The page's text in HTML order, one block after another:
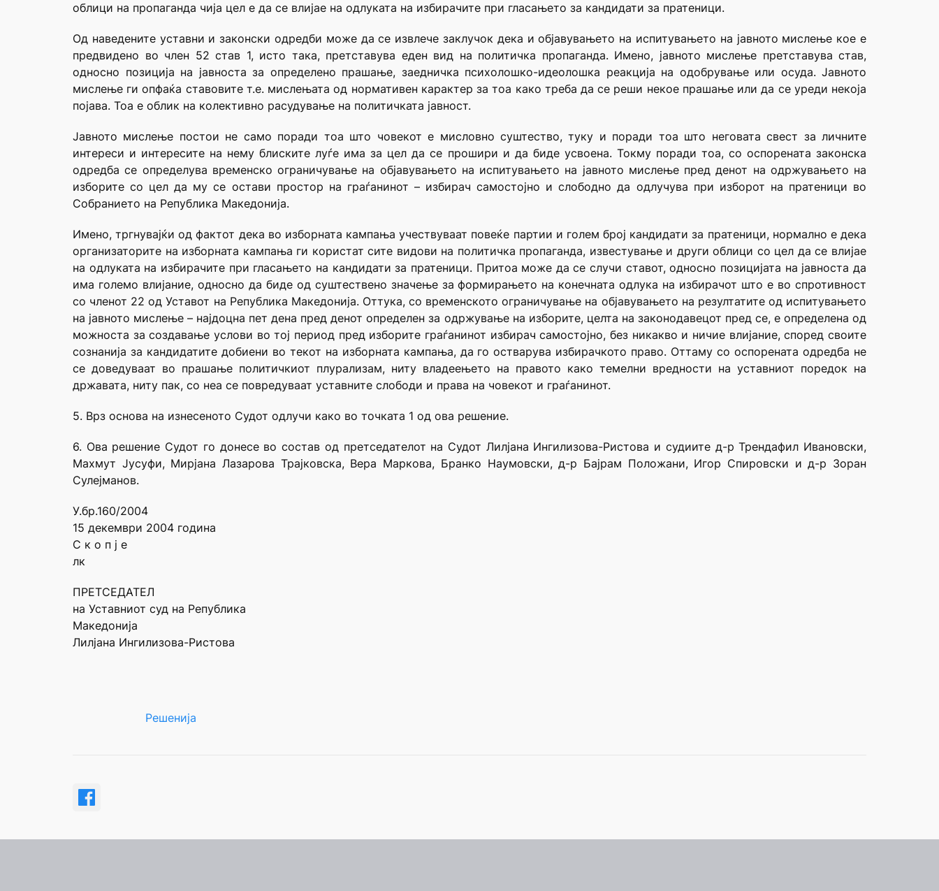
облици на пропаганда чија цел е да се влијае на одлуката на избирачите при гласањето за кандидати за пратеници.
Од наведените уставни и законски одредби може да се извлече заклучок дека и објавувањето на испитувањето на јавното мислење кое е
предвидено во член 52 став 1, исто така, претставува еден вид на политичка пропаганда. Имено, јавното мислење претставува став,
односно позиција на јавноста за определено прашање, заедничка психолошко-идеолошка реакција на одобрување или осуда. Јавното
мислење ги опфаќа ставовите т.е. мислењата од нормативен карактер за тоа како треба да се реши некое прашање или да се уреди некоја
појава. Тоа е облик на колективно расудување на политичката јавност.
Јавното мислење постои не само поради тоа што човекот е мисловно суштество, туку и поради тоа што неговата свест за личните
интереси и интересите на нему блиските луѓе има за цел да се прошири и да биде усвоена. Токму поради тоа, со оспорената законска
одредба се определува временско ограничување на објавувањето на испитувањето на јавното мислење пред денот на одржувањето на
изборите со цел да му се остави простор на граѓанинот – избирач самостојно и слободно да одлучува при изборот на пратеници во
Собранието на Република Македонија.
Имено, тргнувајќи од фактот дека во изборната кампања учествуваат повеќе партии и голем број кандидати за пратеници, нормално е дека
организаторите на изборната кампања ги користат сите видови на политичка пропаганда, известување и други облици со цел да се влијае
на одлуката на избирачите при гласањето на кандидати за пратеници. Притоа може да се случи ставот, односно позицијата на јавноста да
има големо влијание, односно да биде од суштествено значење за формирањето на конечната одлука на избирачот што е во спротивност
со членот 22 од Уставот на Република Македонија. Оттука, со временското ограничување на објавувањето на резултатите од испитувањето
на јавното мислење – најдоцна пет дена пред денот определен за одржување на изборите, целта на законодавецот пред се, е определена од
можноста за создавање услови во тој период пред изборите граѓанинот избирач самостојно, без никакво и ничие влијание, според своите
сознанија за кандидатите добиени во текот на изборната кампања, да го остварува избирачкото право. Оттаму со оспорената одредба не
се доведуваат во прашање политичкиот плурализам, ниту владеењето на правото како темелни вредности на уставниот поредок на
државата, ниту пак, со неа се повредуваат уставните слободи и права на човекот и граѓанинот.
5. Врз основа на изнесеното Судот одлучи како во точката 1 од ова решение.
6. Ова решение Судот го донесе во состав од претседателот на Судот Лилјана Ингилизова-Ристова и судиите д-р Трендафил Ивановски,
Махмут Јусуфи, Мирјана Лазарова Трајковска, Вера Маркова, Бранко Наумовски, д-р Бајрам Положани, Игор Спировски и д-р Зоран
Сулејманов.
У.бр.160/2004
15 декември 2004 година
С к о п ј е
лк
ПРЕТСЕДАТЕЛ
на Уставниот суд на Република
Македонија
Лилјана Ингилизова-Ристова
Решенија